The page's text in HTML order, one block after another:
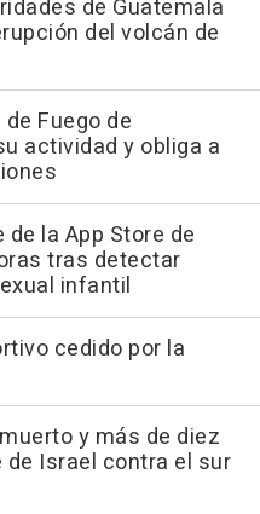
de Guatemala
del volcán de
Fuego de
actividad y obliga a
la App Store de
tras detectar
infantil
cedido por la
y más de diez
Israel contra el sur